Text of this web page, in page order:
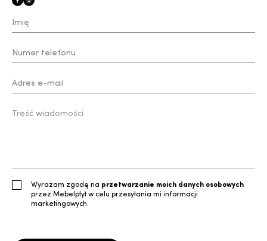
Wyrażam zgodę na przetwarzanie moich danych osobowych
przez Mebelpłyt w celu przesyłania mi informacji
marketingowych.